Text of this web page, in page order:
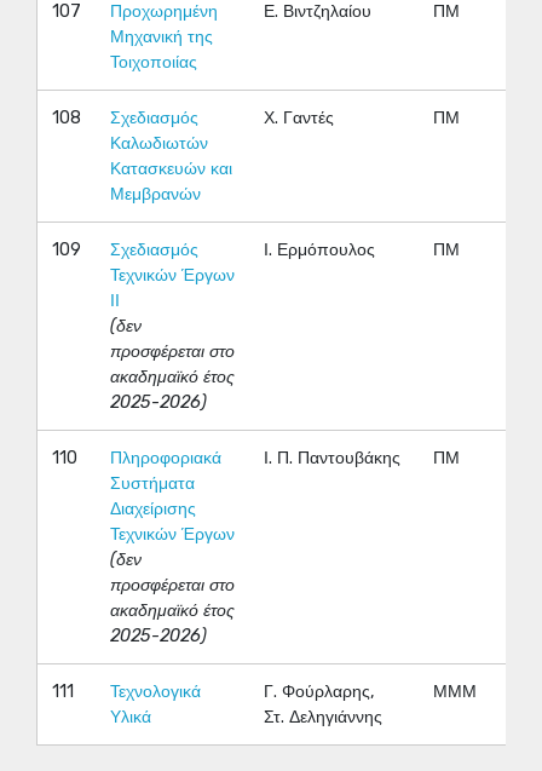
107
Προχωρημένη
Μηχανική της
Τοιχοποιίας
Ε. Βιντζηλαίου ΠΜ
108
Σχεδιασμός
Καλωδιωτών
Κατασκευών και
Μεμβρανών
Χ. Γαντές ΠΜ
109
Σχεδιασμός
Τεχνικών Έργων
ΙΙ
(δεν
προσφέρεται στο
ακαδημαϊκό έτος
2025-2026)
Ι. Ερμόπουλος ΠΜ
110
Πληροφοριακά
Συστήματα
Διαχείρισης
Τεχνικών Έργων
(δεν
προσφέρεται στο
ακαδημαϊκό έτος
2025-2026)
Ι. Π. Παντουβάκης ΠΜ
111
Τεχνολογικά
Υλικά
Γ. Φούρλαρης,
Στ. Δεληγιάννης
ΜΜΜ